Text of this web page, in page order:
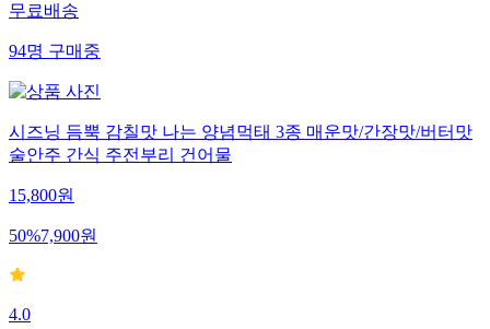
무료배송
94명 구매중
시즈닝 듬뿍 감칠맛 나는 양념먹태 3종 매운맛/간장맛/버터맛
술안주 간식 주전부리 건어물
15,800원
50%7,900원
4.0